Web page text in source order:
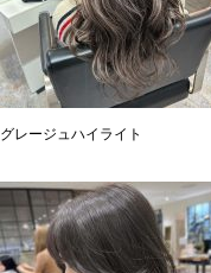
グレージュハイライト